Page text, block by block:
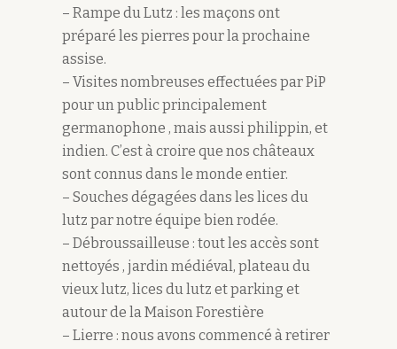
– Rampe du Lutz : les maçons ont
préparé les pierres pour la prochaine
assise.
– Visites nombreuses effectuées par PiP
pour un public principalement
germanophone , mais aussi philippin, et
indien. C’est à croire que nos châteaux
sont connus dans le monde entier.
– Souches dégagées dans les lices du
lutz par notre équipe bien rodée.
– Débroussailleuse : tout les accès sont
nettoyés , jardin médiéval, plateau du
vieux lutz, lices du lutz et parking et
autour de la Maison Forestière
– Lierre : nous avons commencé à retirer